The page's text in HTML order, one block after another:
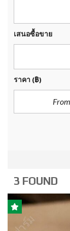
เสนอซื้อขาย
ราคา (฿)
3 FOUND